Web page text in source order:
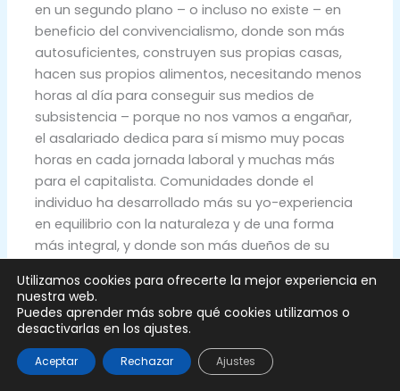
en un segundo plano – o incluso no existe – en
beneficio del convivencialismo, donde son más
autosuficientes, construyen sus propias casas,
hacen sus propios alimentos, necesitando menos
horas al día para conseguir sus medios de
subsistencia – porque no nos vamos a engañar,
el asalariado dedica para sí mismo muy pocas
horas en cada jornada laboral y muchas más
para el capitalista. Comunidades donde el
individuo ha desarrollado más su yo-experiencia
en equilibrio con la naturaleza y de una forma
más integral, y donde son más dueños de su
asambleario de sus aldeas, gestionan
comunalmente sus recursos y sus medios de
producción, funciona el apoyo mutuo y les queda
tiempo para participar de una forma activa en su
arte popular, en sus actividades lúdicas, en la
Utilizamos cookies para ofrecerte la mejor experiencia en
nuestra web.
Puedes aprender más sobre qué cookies utilizamos o
desactivarlas en los ajustes.
Aceptar Rechazar Ajustes